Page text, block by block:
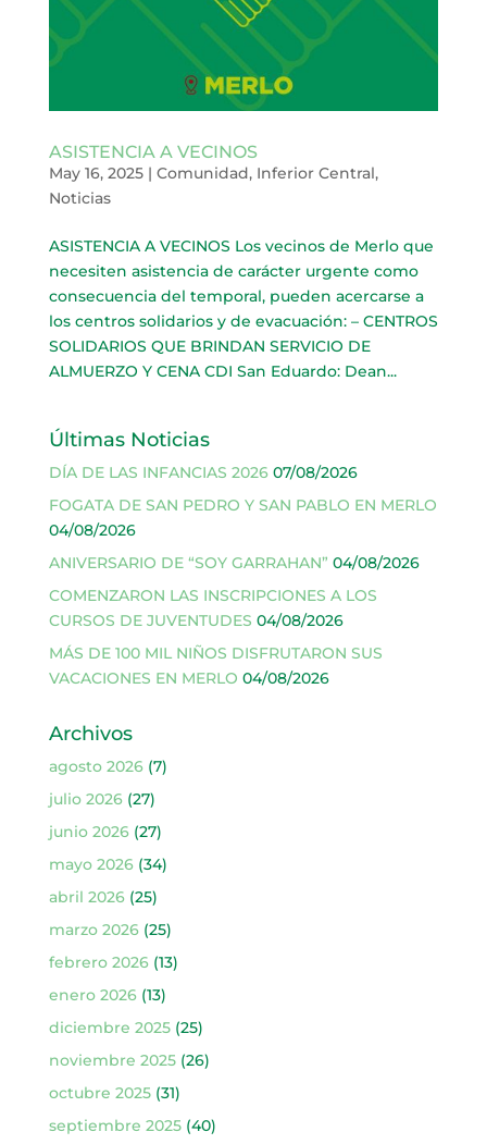
ASISTENCIA A VECINOS
May 16, 2025| Comunidad, Inferior Central,
Noticias
ASISTENCIA A VECINOS Los vecinos de Merlo que
necesiten asistencia de carácter urgente como
consecuencia del temporal, pueden acercarse a
los centros solidarios y de evacuación: – CENTROS
SOLIDARIOS QUE BRINDAN SERVICIO DE
ALMUERZO Y CENA CDI San Eduardo: Dean...
Últimas Noticias
DÍA DE LAS INFANCIAS 2026 07/08/2026
FOGATA DE SAN PEDRO Y SAN PABLO EN MERLO
04/08/2026
ANIVERSARIO DE “SOY GARRAHAN” 04/08/2026
COMENZARON LAS INSCRIPCIONES A LOS
CURSOS DE JUVENTUDES 04/08/2026
MÁS DE 100 MIL NIÑOS DISFRUTARON SUS
VACACIONES EN MERLO 04/08/2026
Archivos
agosto 2026(7)
julio 2026(27)
junio 2026(27)
mayo 2026(34)
abril 2026(25)
marzo 2026(25)
febrero 2026(13)
enero 2026(13)
diciembre 2025(25)
noviembre 2025(26)
octubre 2025(31)
septiembre 2025(40)